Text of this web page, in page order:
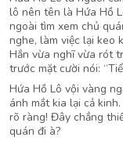
lô nên tên là Hứa Hồ
ngoài tìm xem chủ
nghe, làm việc lại keo
Hắn vừa nghĩ vừa rót
trước mặt cười nói:
Hứa Hồ Lô vội vàng
ánh mắt kia lại cả
rõ ràng! Đây chẳng
quán đi à?